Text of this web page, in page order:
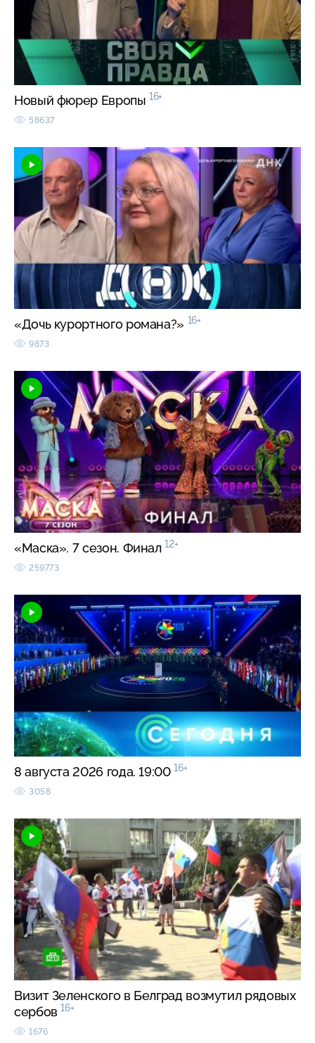
Новый фюрер Европы 16+
58637
«Дочь курортного романа?» 16+
9873
«Маска». 7 сезон. Финал 12+
259773
8 августа 2026 года. 19:00 16+
3058
Визит Зеленского в Белград возмутил рядовых
сербов 16+
1676